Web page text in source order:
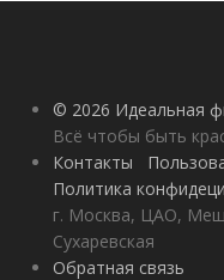
© 2026 Идеальная
Всё чтобы быть
Контакты
Политика
г. Москва, ЦАО,
Сухаревская
Обратная связь